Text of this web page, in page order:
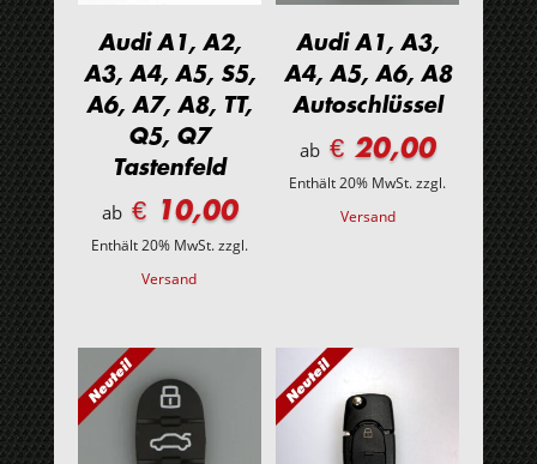
Audi A1, A2,
A3, A4, A5, S5,
A6, A7, A8, TT,
Q5, Q7
Tastenfeld
ab€ 10,00
Enthält 20% MwSt.zzgl.
Versand
Audi A1, A3,
A4, A5, A6, A8
Autoschlüssel
ab € 20,00
Enthält 20% MwSt.zzgl.
Versand